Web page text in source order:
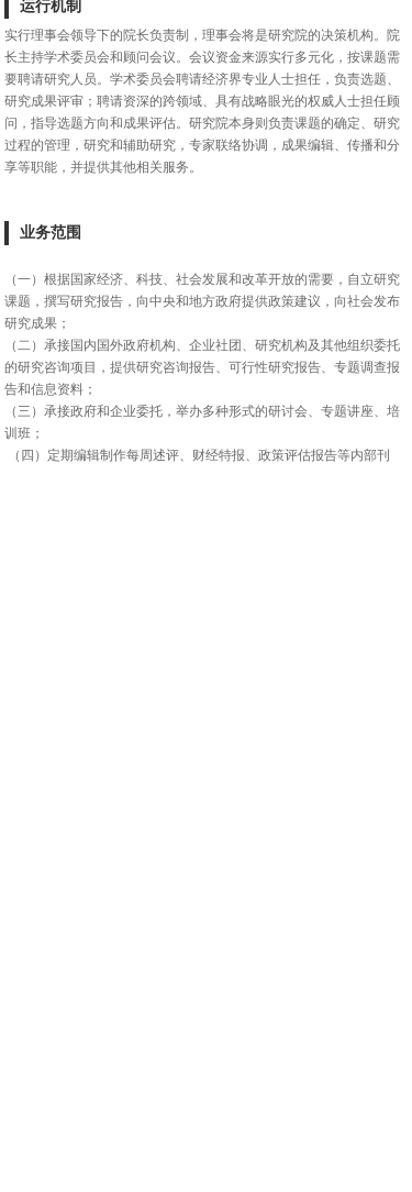
运行机制
实行理事会领导下的院长负责制，理事会将是研究院的决策机构。院
长主持学术委员会和顾问会议。会议资金来源实行多元化，按课题需
要聘请研究人员。学术委员会聘请经济界专业人士担任，负责选题、
研究成果评审；聘请资深的跨领域、具有战略眼光的权威人士担任顾
问，指导选题方向和成果评估。研究院本身则负责课题的确定、研究
过程的管理，研究和辅助研究，专家联络协调，成果编辑、传播和分
享等职能，并提供其他相关服务。
业务范围
（一）根据国家经济、科技、社会发展和改革开放的需要，自立研究
课题，撰写研究报告，向中央和地方政府提供政策建议，向社会发布
研究成果；
（二）承接国内国外政府机构、企业社团、研究机构及其他组织委托
的研究咨询项目，提供研究咨询报告、可行性研究报告、专题调查报
告和信息资料；
（三）承接政府和企业委托，举办多种形式的研讨会、专题讲座、培
训班；
（四）定期编辑制作每周述评、财经特报、政策评估报告等内部刊